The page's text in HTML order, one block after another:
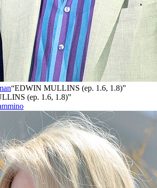
“EDWIN MULLINS (ep. 1.6, 1.8)”
(ep. 1.6, 1.8)”